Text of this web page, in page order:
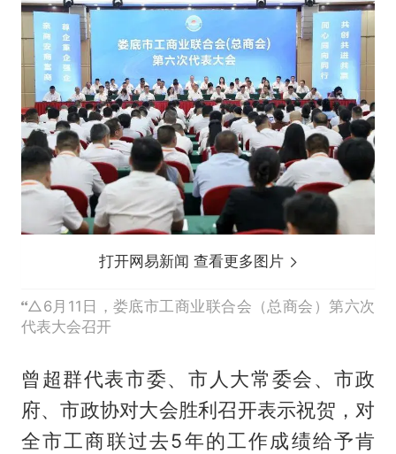
打开网易新闻 查看更多图片
△6月11日，娄底市工商业联合会（总商会）第六次
代表大会召开
曾超群代表市委、市人大常委会、市政
府、市政协对大会胜利召开表示祝贺，对
全市工商联过去5年的工作成绩给予肯